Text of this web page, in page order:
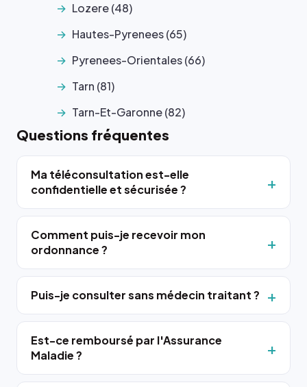
Lozere (48)
Hautes-Pyrenees (65)
Pyrenees-Orientales (66)
Tarn (81)
Tarn-Et-Garonne (82)
Questions fréquentes
Ma téléconsultation est-elle
confidentielle et sécurisée ?
Comment puis-je recevoir mon
ordonnance ?
Puis-je consulter sans médecin traitant ?
Est-ce remboursé par l'Assurance
Maladie ?